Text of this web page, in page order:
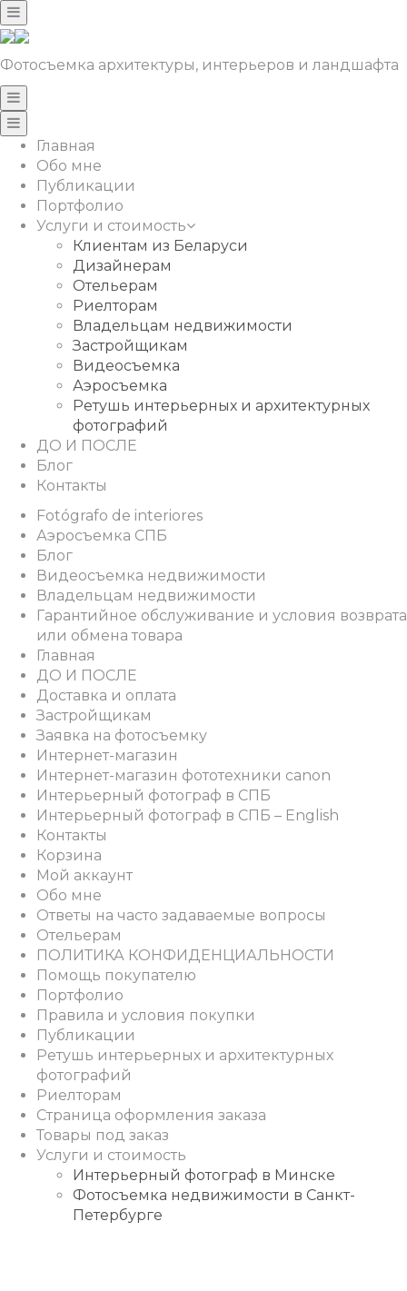
Фотосъемка архитектуры, интерьеров и ландшафта
Главная
Обо мне
Публикации
Портфолио
Услуги и стоимость
Клиентам из Беларуси
Дизайнерам
Отельерам
Риелторам
Владельцам недвижимости
Застройщикам
Видеосъемка
Аэросъемка
Ретушь интерьерных и архитектурных
фотографий
ДО И ПОСЛЕ
Блог
Контакты
Fotógrafo de interiores
Аэросъемка СПБ
Блог
Видеосъемка недвижимости
Владельцам недвижимости
Гарантийное обслуживание и условия возврата
или обмена товара
Главная
ДО И ПОСЛЕ
Доставка и оплата
Застройщикам
Заявка на фотосъемку
Интернет-магазин
Интернет-магазин фототехники canon
Интерьерный фотограф в СПБ
Интерьерный фотограф в СПБ – English
Контакты
Корзина
Мой аккаунт
Обо мне
Ответы на часто задаваемые вопросы
Отельерам
ПОЛИТИКА КОНФИДЕНЦИАЛЬНОСТИ
Помощь покупателю
Портфолио
Правила и условия покупки
Публикации
Ретушь интерьерных и архитектурных
фотографий
Риелторам
Страница оформления заказа
Товары под заказ
Услуги и стоимость
Интерьерный фотограф в Минске
Фотосъемка недвижимости в Санкт-
Петербурге